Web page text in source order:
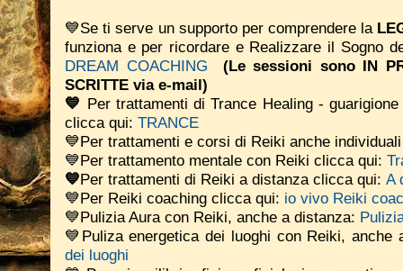
💙Se ti serve un supporto per comprendere la
funziona e per ricordare e Realizzare il Sogno
DREAM COACHING
(Le sessioni sono IN
SCRITTE via e-mail)
💙 Per trattamenti di Trance Healing -
clicca qui: TRANCE
💙Per trattamenti e corsi di Reiki anche
💙Per trattamento mentale con Reiki clicca qui:
💙Per trattamenti di Reiki a distanza clicca qui: A
💙Per Reiki coaching clicca qui: io vivo Reiki
💙Pulizia Aura con Reiki, anche a distanza:
💙Puliza energetica dei luoghi con Reiki,
dei luoghi